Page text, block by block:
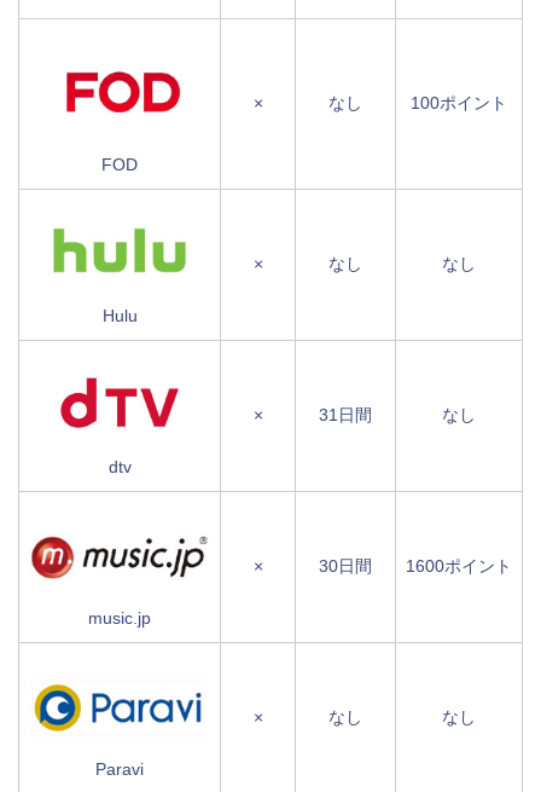
FOD
× なし 100ポイント
Hulu
× なし なし
dtv
× 31日間 なし
music.jp
× 30日間 1600ポイント
Paravi
× なし なし